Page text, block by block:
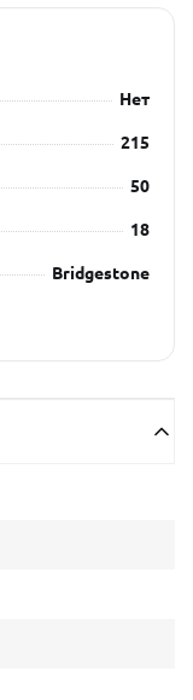
Нет
215
50
18
Bridgestone